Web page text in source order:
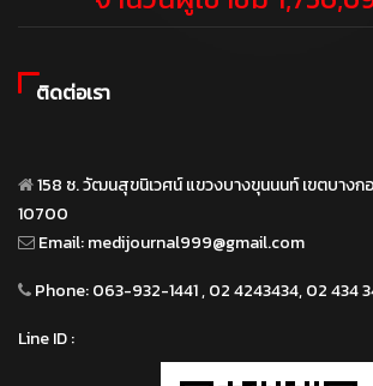
ติดต่อเรา
158 ซ. วัฒนสุขนิเวศน์ แขวงบางขุนนนท์ เขตบาง
10700
Email:medijournal999@gmail.com
Phone:063-932-1441 , 02 4243434, 02 434
Line ID :